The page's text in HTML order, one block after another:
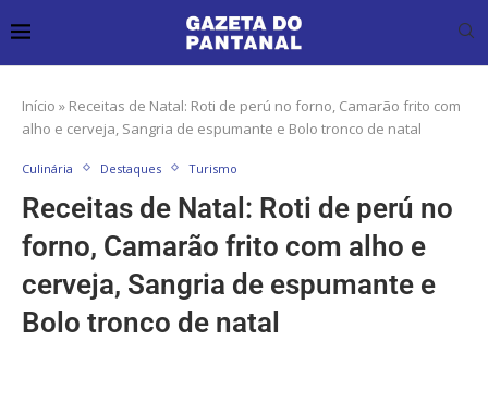
Início » Receitas de Natal: Roti de perú no forno, Camarão frito com
alho e cerveja, Sangria de espumante e Bolo tronco de natal
Culinária Destaques Turismo
Receitas de Natal: Roti de perú no
forno, Camarão frito com alho e
cerveja, Sangria de espumante e
Bolo tronco de natal